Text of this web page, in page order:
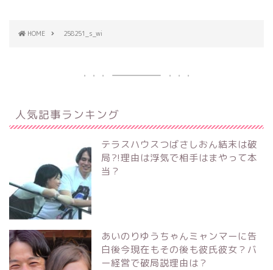
HOME 258251_s_wi
人気記事ランキング
テラスハウスつばさしおん結末は破
局?!理由は浮気で相手はまやって本
当？
あいのりゆうちゃんミャンマーに告
白後今現在もその後も彼氏彼女？バ
ー経営で破局説理由は？